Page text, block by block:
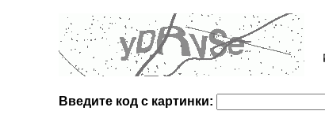
Введите код с картинки: